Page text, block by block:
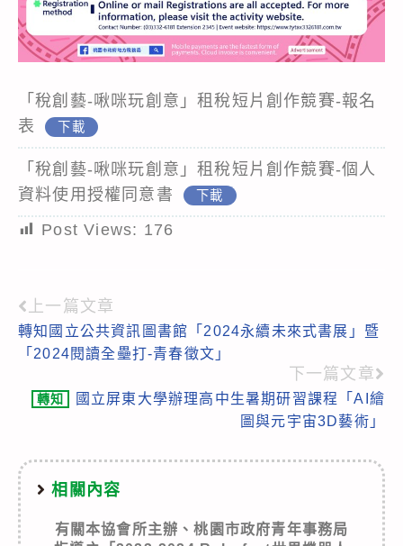
「稅創藝-啾咪玩創意」租稅短片創作競賽-報名
表
下載
「稅創藝-啾咪玩創意」租稅短片創作競賽-個人
資料使用授權同意書
下載
Post Views: 176
Read
more
上一篇文章
轉知國立公共資訊圖書館「2024永續未來式書展」暨
「2024閱讀全壘打-青春徵文」
下一篇文章
轉知
國立屏東大學辦理高中生暑期研習課程「AI繪
圖與元宇宙3D藝術」
相關內容
有關本協會所主辦、桃園市政府青年事務局